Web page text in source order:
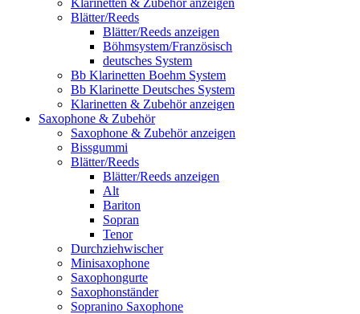
Klarinetten & Zubehör anzeigen
Blätter/Reeds
Blätter/Reeds anzeigen
Böhmsystem/Französisch
deutsches System
Bb Klarinetten Boehm System
Bb Klarinette Deutsches System
Klarinetten & Zubehör anzeigen
Saxophone & Zubehör
Saxophone & Zubehör anzeigen
Bissgummi
Blätter/Reeds
Blätter/Reeds anzeigen
Alt
Bariton
Sopran
Tenor
Durchziehwischer
Minisaxophone
Saxophongurte
Saxophonständer
Sopranino Saxophone